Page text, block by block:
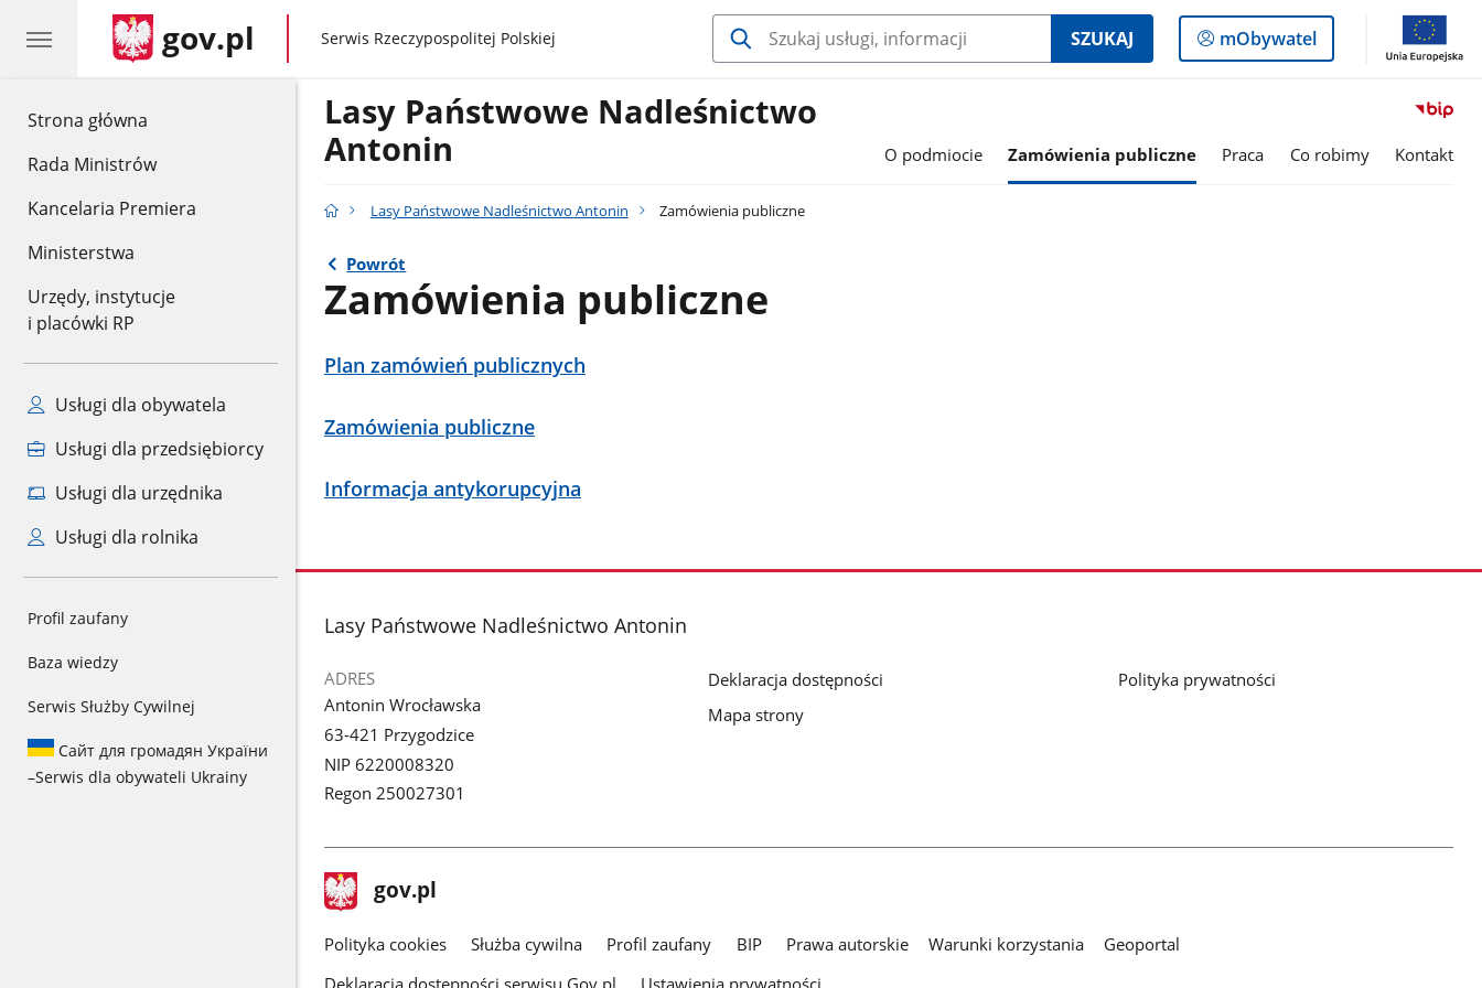
Strona główna
Rada Ministrów
Kancelaria Premiera
Ministerstwa
Urzędy, instytucje
i placówki RP
Usługi dla obywatela
Usługi dla przedsiębiorcy
Usługi dla urzędnika
Usługi dla rolnika
Profil zaufany
Baza wiedzy
Serwis Służby Cywilnej
Сайт для громадян України
–Serwis dla obywateli Ukrainy
gov.pl gov.pl
Serwis Rzeczypospolitej Polskiej SZUKAJ
Logowanie
do
mObywatel
Lasy Państwowe Nadleśnictwo
Antonin
O podmiocie Zamówienia publiczne Praca Co robimy Kontakt
Lasy Państwowe Nadleśnictwo Antonin Zamówienia publiczne
Powrót
Zamówienia publiczne
Plan zamówień publicznych
Zamówienia publiczne
Informacja antykorupcyjna
stopka
Lasy Państwowe Nadleśnictwo Antonin
ADRES
Antonin Wrocławska
63-421 Przygodzice
NIP 6220008320
Regon 250027301
Deklaracja dostępności
Mapa strony
Polityka prywatności
stopka
gov.pl Strona
gov.pl
gov.pl
Polityka cookies Służba cywilna Profil zaufany BIP Prawa autorskie Warunki korzystania
Geoportal